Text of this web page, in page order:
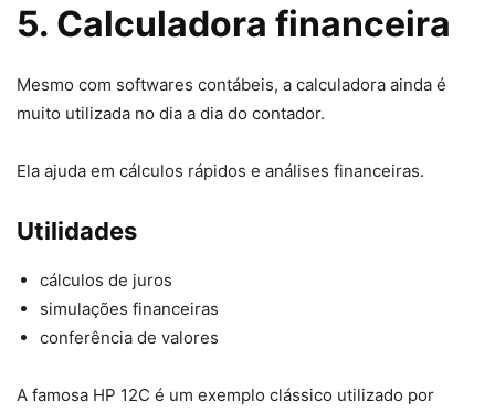
5. Calculadora financeira
Mesmo com softwares contábeis, a calculadora ainda é
muito utilizada no dia a dia do contador.
Ela ajuda em cálculos rápidos e análises financeiras.
Utilidades
cálculos de juros
simulações financeiras
conferência de valores
A famosa HP 12C é um exemplo clássico utilizado por